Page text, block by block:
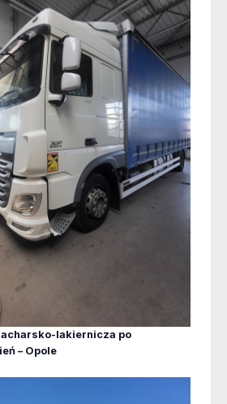
lakiernicza po
– Opole